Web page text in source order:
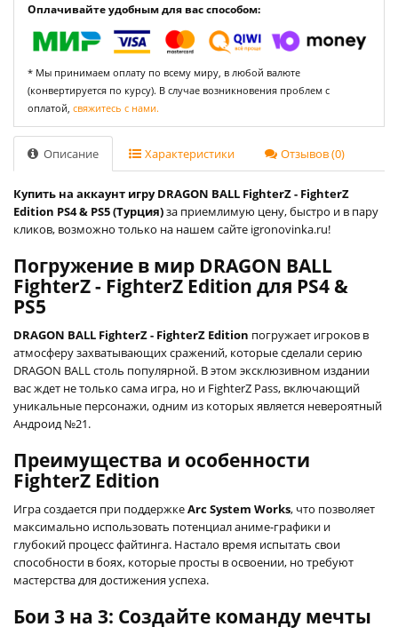
Оплачивайте удобным для вас способом:
* Мы принимаем оплату по всему миру, в любой валюте
(конвертируется по курсу). В случае возникновения проблем с
оплатой, свяжитесь с нами.
Описание Характеристики Отзывов (0)
Купить на аккаунт игру DRAGON BALL FighterZ - FighterZ
Edition PS4 & PS5 (Турция)за приемлимую цену, быстро и в пару
кликов, возможно только на нашем сайте igronovinka.ru!
Погружение в мир DRAGON BALL
FighterZ - FighterZ Edition для PS4 &
PS5
DRAGON BALL FighterZ - FighterZ Edition погружает игроков в
атмосферу захватывающих сражений, которые сделали серию
DRAGON BALL столь популярной. В этом эксклюзивном издании
вас ждет не только сама игра, но и FighterZ Pass, включающий
уникальные персонажи, одним из которых является невероятный
Андроид №21.
Преимущества и особенности
FighterZ Edition
Игра создается при поддержкеArc System Works, что позволяет
максимально использовать потенциал аниме-графики и
глубокий процесс файтинга. Настало время испытать свои
способности в боях, которые просты в освоении, но требуют
мастерства для достижения успеха.
Бои 3 на 3: Создайте команду мечты